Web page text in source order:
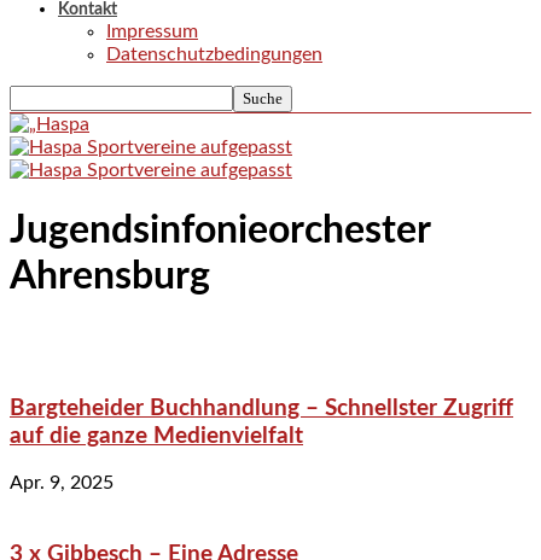
Kontakt
Impressum
Datenschutzbedingungen
Jugendsinfonieorchester
Ahrensburg
Bargteheider Buchhandlung – Schnellster Zugriff
auf die ganze Medienvielfalt
Apr. 9, 2025
3 x Gibbesch – Eine Adresse